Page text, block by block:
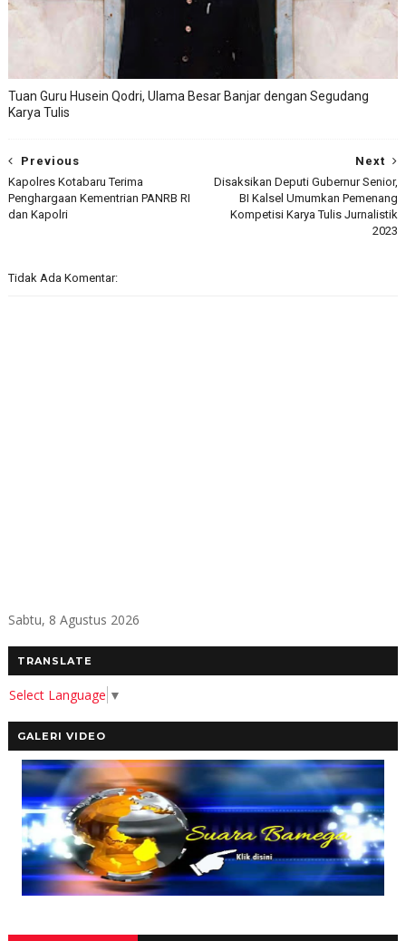
Tuan Guru Husein Qodri, Ulama Besar Banjar dengan Segudang
Karya Tulis
Next
Disaksikan Deputi Gubernur Senior,
BI Kalsel Umumkan Pemenang
Kompetisi Karya Tulis Jurnalistik
2023
Previous
Kapolres Kotabaru Terima
Penghargaan Kementrian PANRB RI
dan Kapolri
Tidak Ada Komentar:
Sabtu, 8 Agustus 2026
TRANSLATE
Select Language ▼
GALERI VIDEO